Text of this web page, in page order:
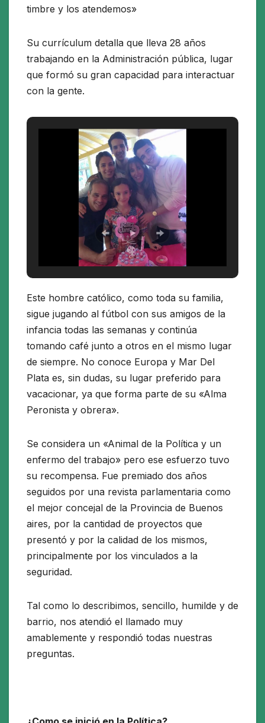
timbre y los atendemos»
Su currículum detalla que lleva 28 años
trabajando en la Administración pública, lugar
que formó su gran capacidad para interactuar
con la gente.
Este hombre católico, como toda su familia,
sigue jugando al fútbol con sus amigos de la
infancia todas las semanas y continúa
tomando café junto a otros en el mismo lugar
de siempre. No conoce Europa y Mar Del
Plata es, sin dudas, su lugar preferido para
vacacionar, ya que forma parte de su «Alma
Peronista y obrera».
Se considera un «Animal de la Política y un
enfermo del trabajo» pero ese esfuerzo tuvo
su recompensa. Fue premiado dos años
seguidos por una revista parlamentaria como
el mejor concejal de la Provincia de Buenos
aires, por la cantidad de proyectos que
presentó y por la calidad de los mismos,
principalmente por los vinculados a la
seguridad.
Tal como lo describimos, sencillo, humilde y de
barrio, nos atendió el llamado muy
amablemente y respondió todas nuestras
preguntas.